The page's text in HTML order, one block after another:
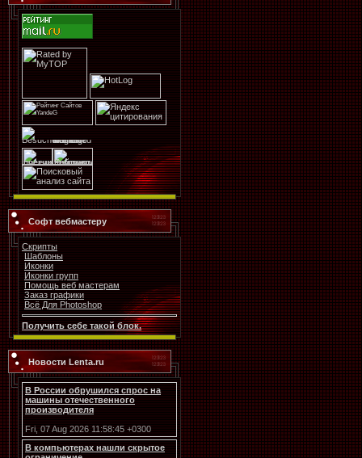
Софт вебмастеру
Скрипты
Шаблоны
Иконки
Иконки групп
Помощь веб мастерам
Заказ графики
Всё Для Photoshop
Получить себе такой блок.
Новости Lenta.ru
В России обрушился спрос на
машины отечественного
производителя
Fri, 07 Aug 2026 11:58:45 +0300
В компьютерах нашли скрытое